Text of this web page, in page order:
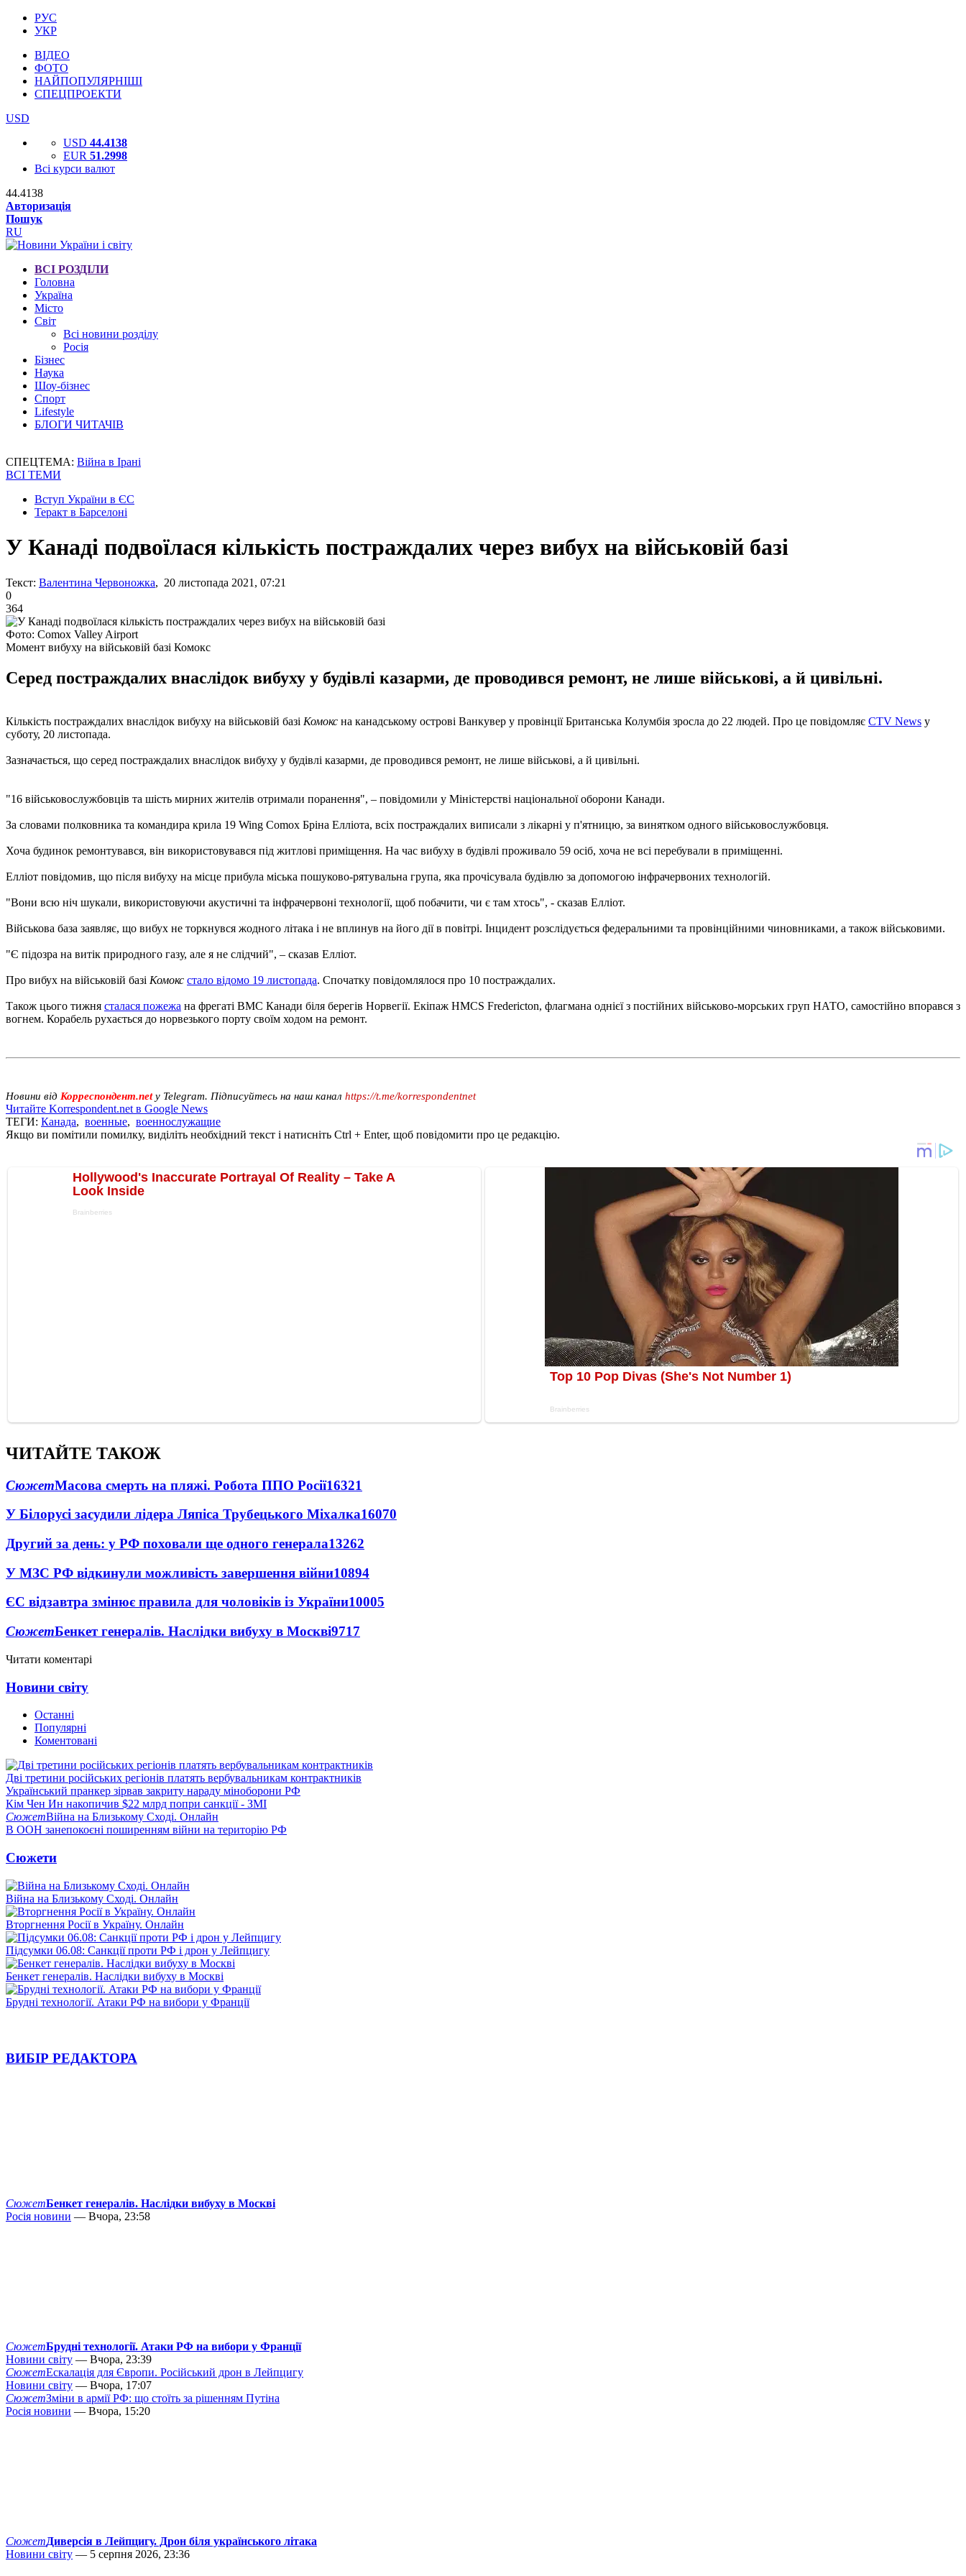
РУС
УКР
ВІДЕО
ФОТО
НАЙПОПУЛЯРНІШІ
СПЕЦПРОЕКТИ
USD
USD 44.4138
EUR 51.2998
Всі курси валют
44.4138
Авторизація
Пошук
RU
ВСІ РОЗДІЛИ
Головна
Україна
Місто
Світ
Всі новини розділу
Росія
Бізнес
Наука
Шоу-бізнес
Спорт
Lifestyle
БЛОГИ ЧИТАЧІВ
СПЕЦТЕМА: Війна в Ірані
ВСІ ТЕМИ
Вступ України в ЄС
Теракт в Барселоні
У Канаді подвоїлася кількість постраждалих через вибух на військовій базі
Текст: Валентина Червоножка, 20 листопада 2021, 07:21
0
364
Фото: Comox Valley Airport
Момент вибуху на військовій базі Комокс
Серед постраждалих внаслідок вибуху у будівлі казарми, де проводився ремонт, не лише військові, а й цивільні.
Кількість постраждалих внаслідок вибуху на військовій базі Комокс на канадському острові Ванкувер у провінції Британська Колумбія зросла до 22 людей. Про це повідомляє CTV News у
суботу, 20 листопада.
Зазначається, що серед постраждалих внаслідок вибуху у будівлі казарми, де проводився ремонт, не лише військові, а й цивільні.
"16 військовослужбовців та шість мирних жителів отримали поранення", – повідомили у Міністерстві національної оборони Канади.
За словами полковника та командира крила 19 Wing Comox Бріна Елліота, всіх постраждалих виписали з лікарні у п'ятницю, за винятком одного військовослужбовця.
Хоча будинок ремонтувався, він використовувався під житлові приміщення. На час вибуху в будівлі проживало 59 осіб, хоча не всі перебували в приміщенні.
Елліот повідомив, що після вибуху на місце прибула міська пошуково-рятувальна група, яка прочісувала будівлю за допомогою інфрачервоних технологій.
"Вони всю ніч шукали, використовуючи акустичні та інфрачервоні технології, щоб побачити, чи є там хтось", - сказав Елліот.
Військова база заявляє, що вибух не торкнувся жодного літака і не вплинув на його дії в повітрі. Інцидент розслідується федеральними та провінційними чиновниками, а також військовими.
"Є підозра на витік природного газу, але я не слідчий", – сказав Елліот.
Про вибух на військовій базі Комокс стало відомо 19 листопада. Спочатку повідомлялося про 10 постраждалих.
Також цього тижня сталася пожежа на фрегаті ВМС Канади біля берегів Норвегії. Екіпаж HMCS Fredericton, флагмана однієї з постійних військово-морських груп НАТО, самостійно впорався з
вогнем. Корабель рухається до норвезького порту своїм ходом на ремонт.
Новини від Корреспондент.netу Telegram. Підписуйтесь на наш канал https://t.me/korrespondentnet
Читайте Korrespondent.net в Google News
ТЕГИ: Канада, военные, военнослужащие
Якщо ви помітили помилку, виділіть необхідний текст і натисніть Ctrl + Enter, щоб повідомити про це редакцію.
ЧИТАЙТЕ ТАКОЖ
СюжетМасова смерть на пляжі. Робота ППО Росії16321
У Білорусі засудили лідера Ляпіса Трубецького Міхалка16070
Другий за день: у РФ поховали ще одного генерала13262
У МЗС РФ відкинули можливість завершення війни10894
ЄС відзавтра змінює правила для чоловіків із України10005
СюжетБенкет генералів. Наслідки вибуху в Москві9717
Читати коментарі
Новини світу
Останні
Популярні
Коментовані
Дві третини російських регіонів платять вербувальникам контрактників
Український пранкер зірвав закриту нараду міноборони РФ
Кім Чен Ин накопичив $22 млрд попри санкції - ЗМІ
СюжетВійна на Близькому Сході. Онлайн
В ООН занепокоєні поширенням війни на територію РФ
Сюжети
Війна на Близькому Сході. Онлайн
Вторгнення Росії в Україну. Онлайн
Підсумки 06.08: Санкції проти РФ і дрон у Лейпцигу
Бенкет генералів. Наслідки вибуху в Москві
Брудні технології. Атаки РФ на вибори у Франції
ВИБІР РЕДАКТОРА
СюжетБенкет генералів. Наслідки вибуху в Москві
Росія новини — Вчора, 23:58
СюжетБрудні технології. Атаки РФ на вибори у Франції
Новини світу — Вчора, 23:39
СюжетЕскалація для Європи. Російський дрон в Лейпцигу
Новини світу — Вчора, 17:07
СюжетЗміни в армії РФ: що стоїть за рішенням Путіна
Росія новини — Вчора, 15:20
СюжетДиверсія в Лейпцигу. Дрон біля українського літака
Новини світу — 5 серпня 2026, 23:36